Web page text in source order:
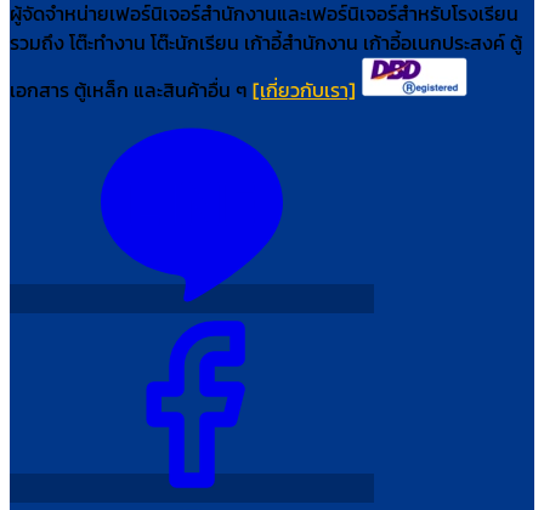
ผู้จัดจำหน่ายเฟอร์นิเจอร์สำนักงานและเฟอร์นิเจอร์สำหรับโรงเรียน
รวมถึง โต๊ะทำงาน โต๊ะนักเรียน เก้าอี้สำนักงาน เก้าอี้อเนกประสงค์ ตู้
เอกสาร ตู้เหล็ก และสินค้าอื่น ๆ [เกี่ยวกับเรา]